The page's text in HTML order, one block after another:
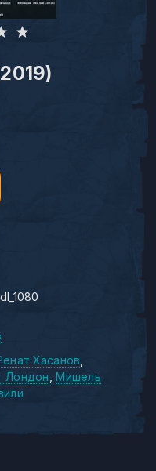
Хасанов
Лондон
Мишель